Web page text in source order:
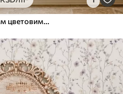
Ажурне гране са коралним цветовима, цветни узорак